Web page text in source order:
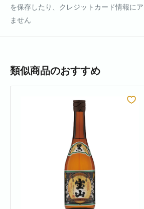
を保存したり、クレジットカード情報に
ません
類似商品のおすすめ